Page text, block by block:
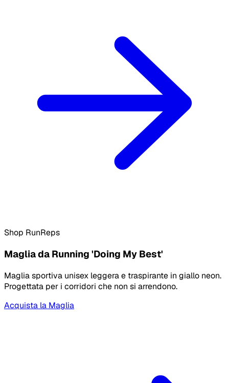
Shop RunReps
Maglia da Running 'Doing My Best'
Maglia sportiva unisex leggera e traspirante in giallo neon.
Progettata per i corridori che non si arrendono.
Acquista la Maglia